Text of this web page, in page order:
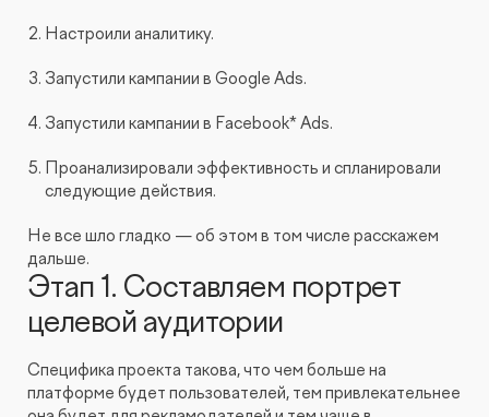
Настроили аналитику.
Запустили кампании в Google Ads.
Запустили кампании в Facebook* Ads.
Проанализировали эффективность и спланировали
следующие действия.
Не все шло гладко — об этом в том числе расскажем
дальше.
Этап 1. Составляем портрет
целевой аудитории
Специфика проекта такова, что чем больше на
платформе будет пользователей, тем привлекательнее